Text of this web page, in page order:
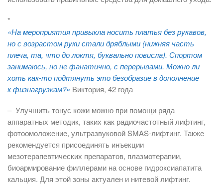
*
«На мероприятия привыкла носить платья без рукавов,
но с возрастом руки стали дряблыми (нижняя часть
плеча, та, что до локтя, буквально повисла). Спортом
занимаюсь, но не фанатично, с перерывами. Можно ли
хоть как-то подтянуть это безобразие в дополнение
к физнагрузкам?» Виктория, 42 года
– Улучшить тонус кожи можно при помощи ряда
аппаратных методик, таких как радиочастотный лифтинг,
фотоомоложение, ультразвуковой SMAS-лифтинг. Также
рекомендуется присоединять инъекции
мезотерапевтических препаратов, плазмотерапии,
биоармирование филлерами на основе гидроксиапатита
кальция. Для этой зоны актуален и нитевой лифтинг.